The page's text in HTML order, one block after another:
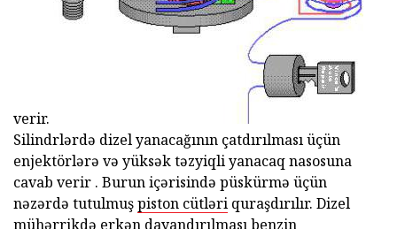
verir.
Silindrlərdə dizel yanacağının çatdırılması üçün
enjektörlərə və yüksək təzyiqli yanacaq nasosuna
cavab verir . Burun içərisində püskürmə üçün
nəzərdə tutulmuşpiston cütləri quraşdırılır. Dizel
mühərrikdə erkən dayandırılması benzin